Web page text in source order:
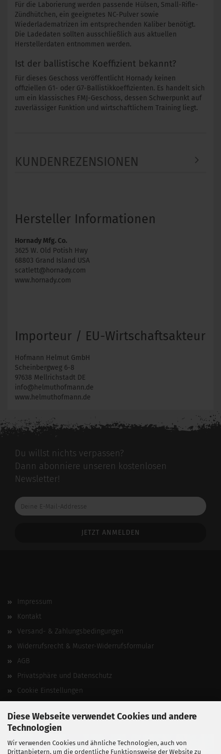
Diese Webseite verwendet Cookies und andere
Technologien
Wir verwenden Cookies und ähnliche Technologien, auch von
Drittanbietern, um die ordentliche Funktionsweise der Website zu
Für die Laborierung werden passende Hülsen, Small-Rifle-
Zündhütchen, ein geeignetes NC-Pulver sowie
Wiederladematrizen im entsprechenden Kaliber benötigt.
Die Ladedaten sollten ausschließlich aus aktuellen
Herstellerdaten entnommen werden.
Ist der ballistische Koeffizient bekannt?
Für dieses Geschoss veröffentlicht Hornady keinen
offiziellen G1- oder G7-Ballistikkoeffizienten. Es handelt sich
um ein klassisches FMJ-Geschoss, dessen Schwerpunkt auf
zuverlässiger Funktion und wirtschaftlichem Training liegt.
KUNDENREZENSIONEN
Hersteller Informationen
Hornady Mfg. Co.
3625 W. Old Potish Hwy
68803 Grand Island USA
scatlett@hornady.com
www.hornady.com
Importeur / EU-Wirtschaftsakteur
Hofmann Helmut GmbH
Scheinbergweg 6-8
97638 Mellrichstadt DE
info@helmuthofmann.de
www.helmuthofmann.de
Du willst nichts verpassen?
Dann abonniere unseren kostenlosen
Newsletter!
Deine
E-
Impressum
Kontakt
Versand- & Zahlungsbedingungen
Widerrufsrecht & Muster-Widerrufsformular
AGB
Privatsphäre und Datenschutz
Cookie Einstellungen
Vertrag widerrufen